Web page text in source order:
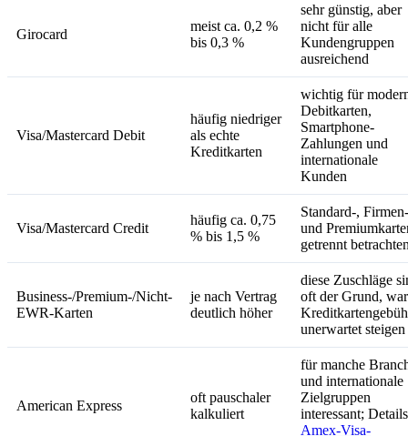
Girocard
meist ca. 0,2 %
bis 0,3 %
sehr günstig, aber
nicht für alle
Kundengruppen
ausreichend
Visa/Mastercard Debit
häufig niedriger
als echte
Kreditkarten
wichtig für
Debitkarten,
Smartphone-
Zahlungen und
internationale
Kunden
Visa/Mastercard Credit
häufig ca. 0,75
% bis 1,5 %
Standard-, Firmen-
und
getrennt
Business-/Premium-/Nicht-
EWR-Karten
je nach Vertrag
deutlich höher
diese Zuschläge
oft der Grund,
unerwartet steigen
American Express
oft pauschaler
kalkuliert
für manche
und internationale
Zielgruppen
interessant;
Amex-Visa-